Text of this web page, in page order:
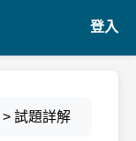
登入
> 試題詳解